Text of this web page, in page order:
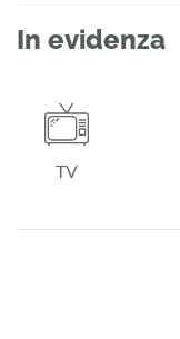
In evidenza
TV